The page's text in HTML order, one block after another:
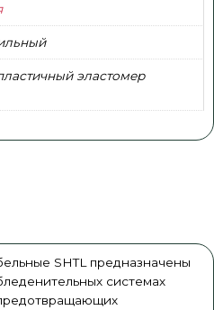
эластомер
SHTL предназначены
системах